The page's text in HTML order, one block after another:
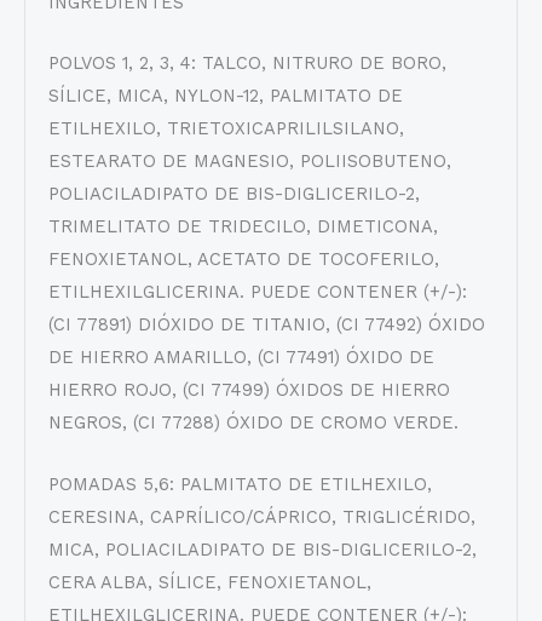
POLVOS 1, 2, 3, 4: TALCO, NITRURO DE BORO,
SÍLICE, MICA, NYLON-12, PALMITATO DE
ETILHEXILO, TRIETOXICAPRILILSILANO,
ESTEARATO DE MAGNESIO, POLIISOBUTENO,
POLIACILADIPATO DE BIS-DIGLICERILO-2,
TRIMELITATO DE TRIDECILO, DIMETICONA,
FENOXIETANOL, ACETATO DE TOCOFERILO,
ETILHEXILGLICERINA. PUEDE CONTENER (+/-):
(CI 77891) DIÓXIDO DE TITANIO, (CI 77492) ÓXIDO
DE HIERRO AMARILLO, (CI 77491) ÓXIDO DE
HIERRO ROJO, (CI 77499) ÓXIDOS DE HIERRO
NEGROS, (CI 77288) ÓXIDO DE CROMO VERDE.
POMADAS 5,6: PALMITATO DE ETILHEXILO,
CERESINA, CAPRÍLICO/CÁPRICO, TRIGLICÉRIDO,
MICA, POLIACILADIPATO DE BIS-DIGLICERILO-2,
CERA ALBA, SÍLICE, FENOXIETANOL,
ETILHEXILGLICERINA. PUEDE CONTENER (+/-):